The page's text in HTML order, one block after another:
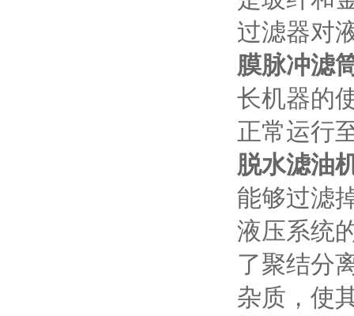
过滤器对
膜脉冲滤
长机器的
正常运行
脱水滤油
能够过滤
液压系统
了聚结分
杂质，使